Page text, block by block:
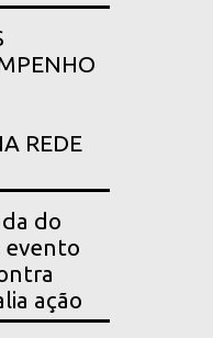
REDE
do
evento
ação